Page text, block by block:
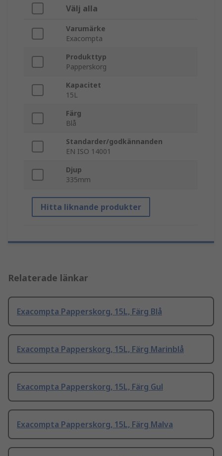
Välj alla
Varumärke
Exacompta
Produkttyp
Papperskorg
Kapacitet
15L
Färg
Blå
Standarder/godkännanden
EN ISO 14001
Djup
335mm
Hitta liknande produkter
Relaterade länkar
Exacompta Papperskorg, 15L, Färg Blå
Exacompta Papperskorg, 15L, Färg Marinblå
Exacompta Papperskorg, 15L, Färg Gul
Exacompta Papperskorg, 15L, Färg Malva